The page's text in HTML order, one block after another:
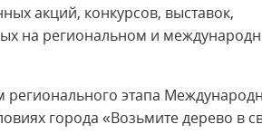
акций, конкурсов, выставок,
на региональном и
этапа
города «Возьмите дерево в